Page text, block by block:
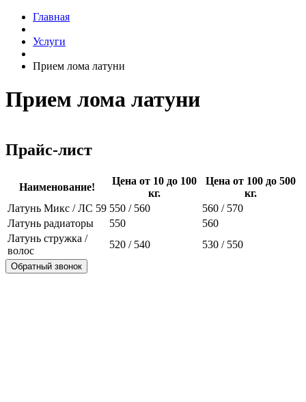
Главная
Услуги
Прием лома латуни
Прием лома латуни
Прайс-лист
Наименование!
Цена от 10 до 100
кг.
Цена от 100 до 500
кг.
Латунь Микс / ЛС 59 550 / 560
560 / 570
Латунь радиаторы
550
560
Латунь стружка /
волос
520 / 540 530 / 550
Обратный звонок